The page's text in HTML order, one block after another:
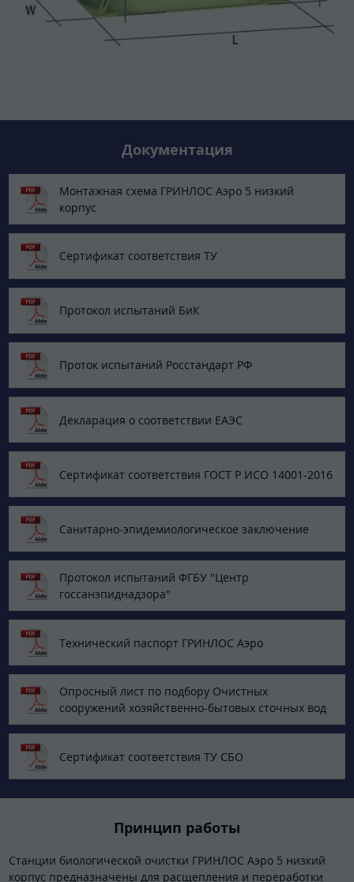
Документация
Монтажная схема ГРИНЛОС Аэро 5 низкий
корпус
Сертификат соответствия ТУ
Протокол испытаний БиК
Проток испытаний Росстандарт РФ
Декларация о соответствии ЕАЭС
Сертификат соответствия ГОСТ Р ИСО 14001-2016
Санитарно-эпидемиологическое заключение
Протокол испытаний ФГБУ "Центр
госсанэпиднадзора"
Технический паспорт ГРИНЛОС Аэро
Опросный лист по подбору Очистных
сооружений хозяйственно-бытовых сточных вод
Сертификат соответствия ТУ СБО
Принцип работы
Станции биологической очистки ГРИНЛОС Аэро 5 низкий
корпус предназначены для расщепления и переработки